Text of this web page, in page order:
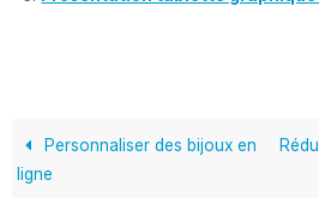
Personnaliser des bijoux en
ligne